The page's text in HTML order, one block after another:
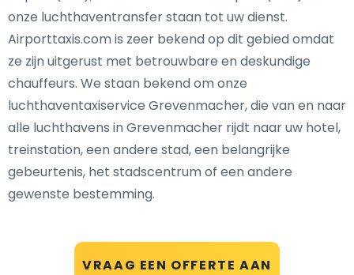
VRAAG EEN OFFERTE AAN
onze luchthaventransfer staan tot uw dienst.
Airporttaxis.com is zeer bekend op dit gebied omdat
ze zijn uitgerust met betrouwbare en deskundige
chauffeurs. We staan bekend om onze
luchthaventaxiservice Grevenmacher, die van en naar
alle luchthavens in Grevenmacher rijdt naar uw hotel,
treinstation, een andere stad, een belangrijke
gebeurtenis, het stadscentrum of een andere
gewenste bestemming.